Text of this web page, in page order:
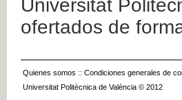
Universitat
ofertados de
Quienes somos :: Condiciones generales de
Universitat Politècnica de València © 2012